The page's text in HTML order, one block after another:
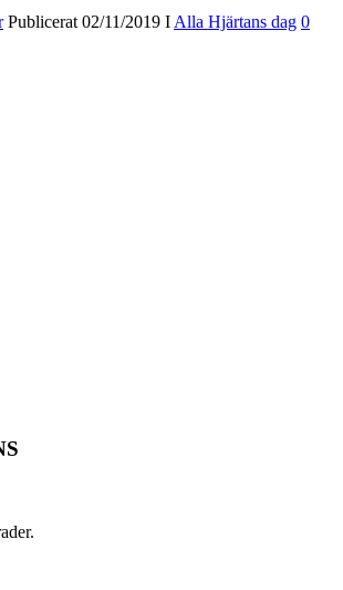
Publicerat 02/11/2019 I Alla Hjärtans dag 0